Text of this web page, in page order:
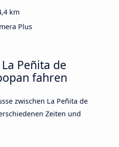
km
Plus
Peñita de
fahren
zwischen La Peñita de
Zeiten und